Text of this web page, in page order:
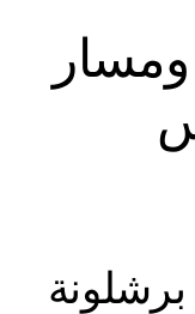
ومسار